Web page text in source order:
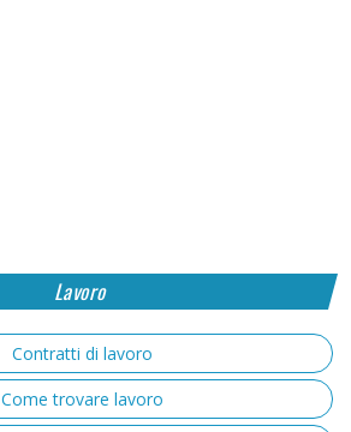
Lavoro
Contratti di lavoro
Come trovare lavoro